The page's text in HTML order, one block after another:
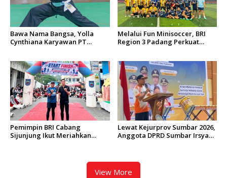
Bawa Nama Bangsa, Yolla
Cynthiana Karyawan PT
Hanoi
Melalui Fun Minisoccer, BRI
Region 3 Padang Perkuat
Pemimpin BRI Cabang
Sijunjung Ikut Meriahkan
Lewat Kejurprov Sumbar 2026,
Anggota DPRD Sumbar Irsyad
Sumbar
View More